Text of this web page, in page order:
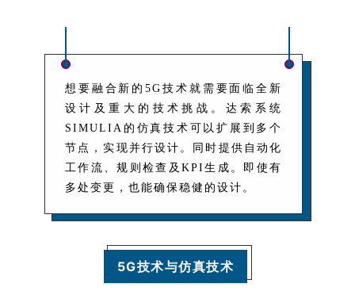
想要融合新的5G技术就需要面临全新
设计及重大的技术挑战。达索系统
SIMULIA的仿真技术可以扩展到多个
节点，实现并行设计。同时提供自动化
工作流、规则检查及KPI生成。即使有
多处变更，也能确保稳健的设计。
5G技术与仿真技术